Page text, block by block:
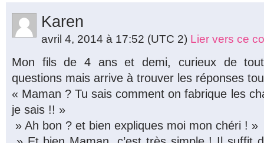
Karen
avril 4, 2014 à 17:52 (UTC 2) Lier vers ce
Mon fils de 4 ans et demi, curieux de
questions mais arrive à trouver les réponses
« Maman ? Tu sais comment on fabrique les
je sais !! »
» Ah bon ? et bien expliques moi mon chéri ! »